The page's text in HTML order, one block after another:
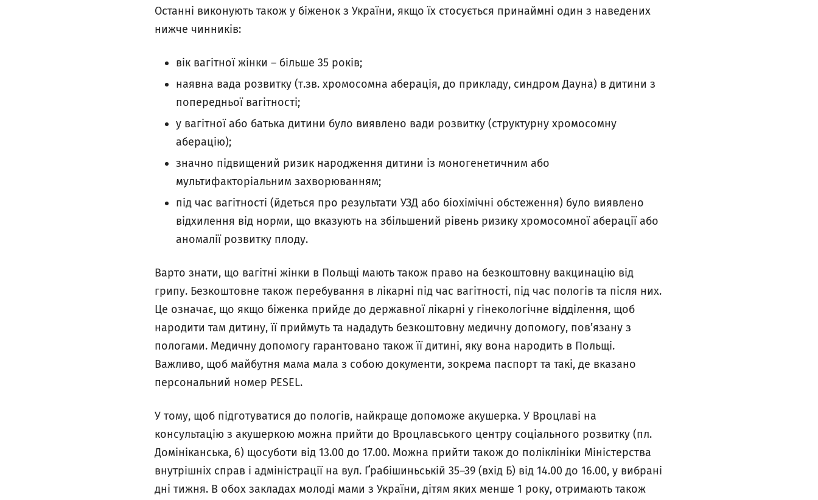
Останні виконують також у біженок з України, якщо їх стосується принаймні один з наведених
нижче чинників:
вік вагітної жінки – більше 35 років;
наявна вада розвитку (т.зв. хромосомна аберація, до прикладу, синдром Дауна) в дитини з
попередньої вагітності;
у вагітної або батька дитини було виявлено вади розвитку (структурну хромосомну
аберацію);
значно підвищений ризик народження дитини із моногенетичним або
мультифакторіальним захворюванням;
під час вагітності (йдеться про результати УЗД або біохімічні обстеження) було виявлено
відхилення від норми, що вказують на збільшений рівень ризику хромосомної аберації або
аномалії розвитку плоду.
Варто знати, що вагітні жінки в Польщі мають також право на безкоштовну вакцинацію від
грипу. Безкоштовне також перебування в лікарні під час вагітності, під час пологів та після них.
Це означає, що якщо біженка прийде до державної лікарні у гінекологічне відділення, щоб
народити там дитину, її приймуть та нададуть безкоштовну медичну допомогу, пов’язану з
пологами. Медичну допомогу гарантовано також її дитині, яку вона народить в Польщі.
Важливо, щоб майбутня мама мала з собою документи, зокрема паспорт та такі, де вказано
персональний номер PESEL.
У тому, щоб підготуватися до пологів, найкраще допоможе акушерка. У Вроцлаві на
консультацію з акушеркою можна прийти до Вроцлавського центру соціального розвитку (пл.
Домініканська, 6) щосуботи від 13.00 до 17.00. Можна прийти також до поліклініки Міністерства
внутрішніх справ і адміністрації на вул. Ґрабішиньській 35–39 (вхід Б) від 14.00 до 16.00, у вибрані
дні тижня. В обох закладах молоді мами з України, дітям яких менше 1 року, отримають також